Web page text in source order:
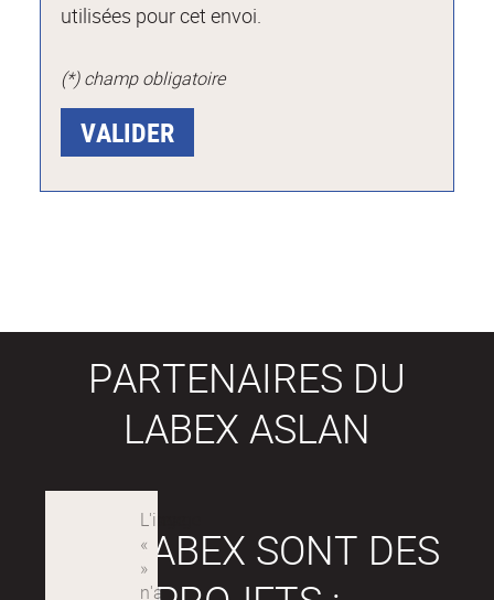
utilisées pour cet envoi.
(*) champ obligatoire
PARTENAIRES DU
LABEX ASLAN
LES LABEX SONT DES